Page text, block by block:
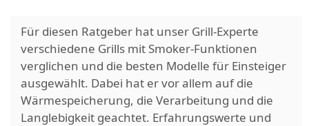
Für diesen Ratgeber hat unser Grill-Experte
verschiedene Grills mit Smoker-Funktionen
verglichen und die besten Modelle für Einsteiger
ausgewählt. Dabei hat er vor allem auf die
Wärmespeicherung, die Verarbeitung und die
Langlebigkeit geachtet. Erfahrungswerte und